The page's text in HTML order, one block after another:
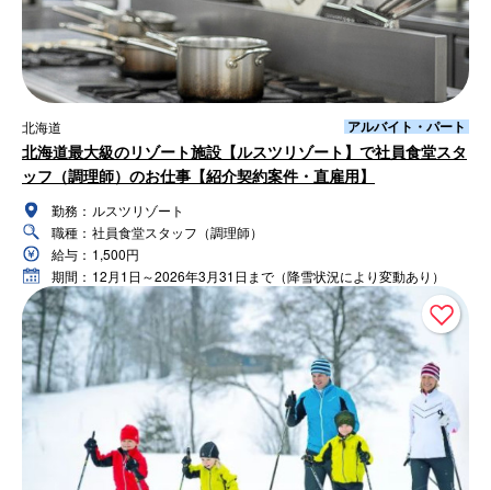
北海道 アルバイト・パート
北海道最大級のリゾート施設【ルスツリゾート】で社員食堂スタ
ッフ（調理師）のお仕事【紹介契約案件・直雇用】
勤務： ルスツリゾート
職種： 社員食堂スタッフ（調理師）
給与： 1,500円
期間： 12月1日～2026年3月31日まで（降雪状況により変動あり）